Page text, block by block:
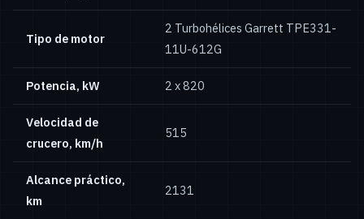
Tipo de motor
2 Turbohélices Garrett TPE331-
11U-612G
Potencia, kW 2 х 820
Velocidad de
crucero, km/h
515
Alcance práctico,
km
2131